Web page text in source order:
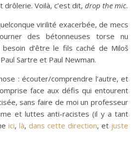
Voilà, c’est dit, drop the mic.
virilité exacerbée, de mecs
des bétonneuses torse nu
besoin d’être le fils caché de Miloš
Sartre et Paul Newman.
: écouter/comprendre l’autre, et
face aux défis qui entourent
sans faire de moi un professeur
et luttes anti-racistes (il y a tant
ici, là, dans cette direction, et juste